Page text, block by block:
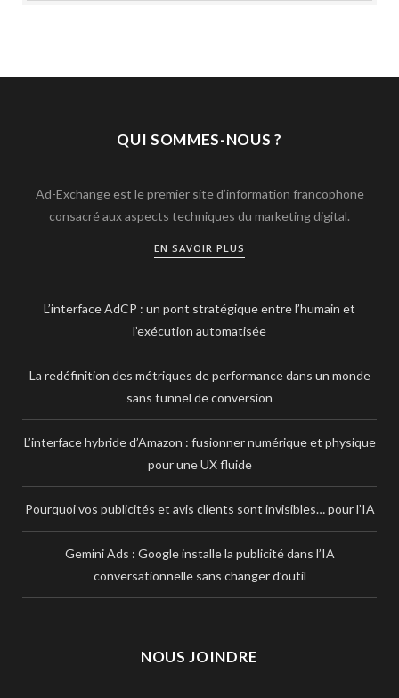
QUI SOMMES-NOUS ?
Ad-Exchange est le premier site d’information francophone
consacré aux aspects techniques du marketing digital.
EN SAVOIR PLUS
L’interface AdCP : un pont stratégique entre l’humain et
l’exécution automatisée
La redéfinition des métriques de performance dans un monde
sans tunnel de conversion
L’interface hybride d’Amazon : fusionner numérique et physique
pour une UX fluide
Pourquoi vos publicités et avis clients sont invisibles… pour l’IA
Gemini Ads : Google installe la publicité dans l’IA
conversationnelle sans changer d’outil
NOUS JOINDRE